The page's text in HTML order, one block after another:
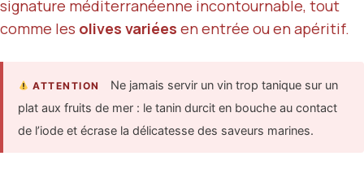
signature méditerranéenne incontournable, tout
comme les olives variées en entrée ou en apéritif.
ATTENTION
Ne jamais servir un vin trop tanique sur un
plat aux fruits de mer : le tanin durcit en bouche au contact
de l’iode et écrase la délicatesse des saveurs marines.